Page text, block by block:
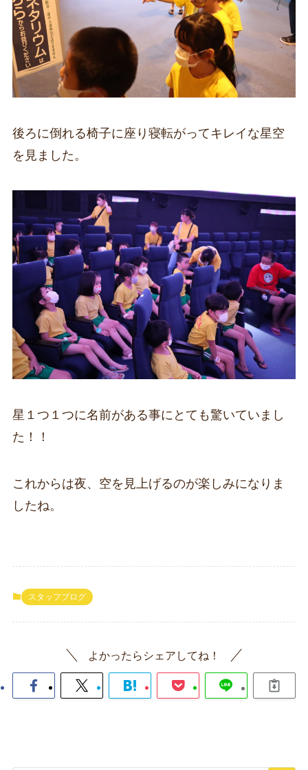
後ろに倒れる椅子に座り寝転がってキレイな星空
を見ました。
星１つ１つに名前がある事にとても驚いていまし
た！！
これからは夜、空を見上げるのが楽しみになりま
したね。
スタッフブログ
よかったらシェアしてね！